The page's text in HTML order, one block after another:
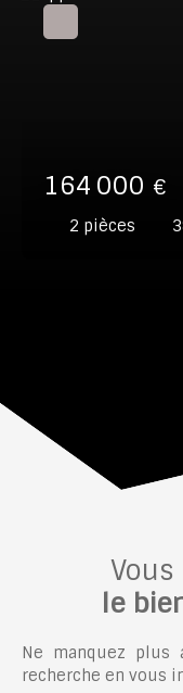
164 000 €
2 pièces
le
Ne manquez plus
recherche en vous